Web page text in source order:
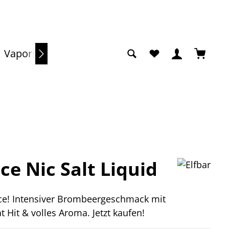
Vaporizer Du hast 0 Produkte
Nic Salt Liquid
Intensiver Brombeergeschmack mit
Hit & volles Aroma. Jetzt kaufen!